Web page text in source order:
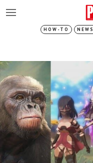
HOW-TO NEWS